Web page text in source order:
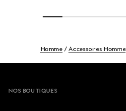
Homme Accessoires Homme
NOS BOUTIQUES